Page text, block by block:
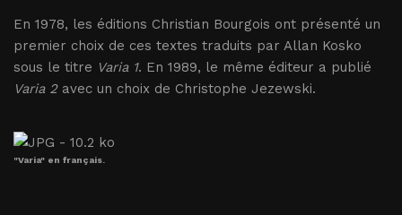
En 1978, les éditions Christian Bourgois ont présenté un
premier choix de ces textes traduits par Allan Kosko
sous le titre Varia 1. En 1989, le même éditeur a publié
Varia 2avec un choix de Christophe Jezewski.
"Varia" en français.